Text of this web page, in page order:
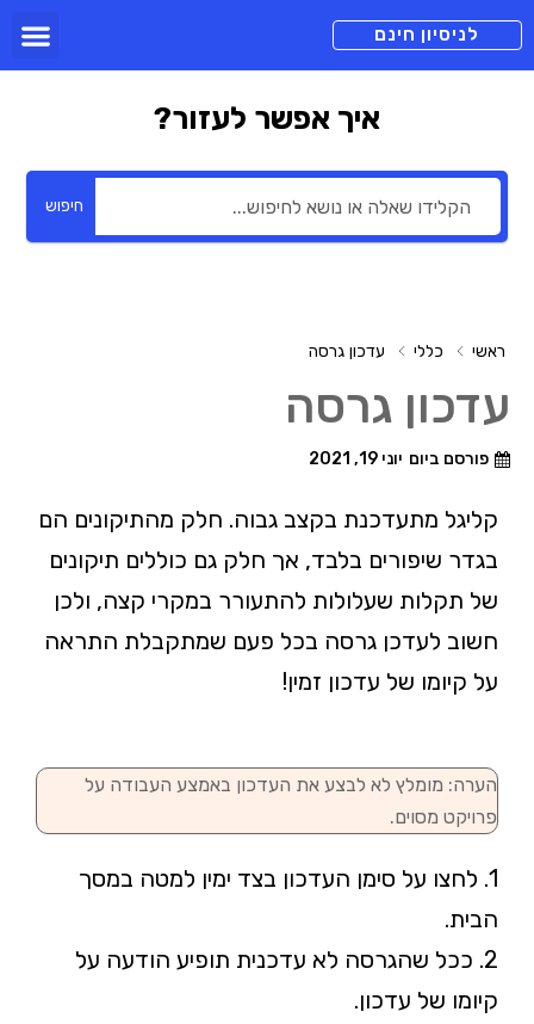
לניסיון חינם
איך אפשר לעזור?
חיפוש
ראשי כללי עדכון גרסה
עדכון גרסה
פורסם ביום יוני 19, 2021
קליגל מתעדכנת בקצב גבוה. חלק מהתיקונים הם
בגדר שיפורים בלבד, אך חלק גם כוללים תיקונים
של תקלות שעלולות להתעורר במקרי קצה, ולכן
חשוב לעדכן גרסה בכל פעם שמתקבלת התראה
על קיומו של עדכון זמין!
הערה: מומלץ לא לבצע את העדכון באמצע העבודה על
פרויקט מסוים.
1. לחצו על סימן העדכון בצד ימין למטה במסך
הבית.
2. ככל שהגרסה לא עדכנית תופיע הודעה על
קיומו של עדכון.